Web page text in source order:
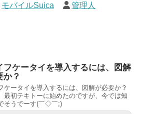
モバイルSuica 管理人
フケータイを導入するには、図解
か？
ケータイを導入するには、図解が必要か？
最初テキトーに始めたのですが、今では知
そうでーす(￣◇￣;)